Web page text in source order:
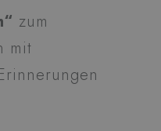
zum
mit